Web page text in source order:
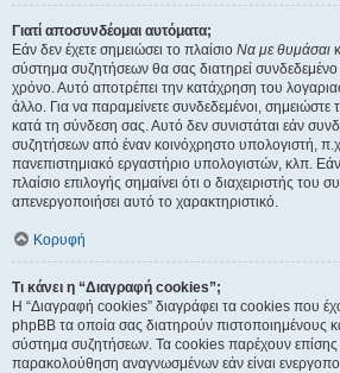
Γιατί αποσυνδέομαι αυτόματα;
Εάν δεν έχετε σημειώσει το πλαίσιο Να με θυμάσαι
σύστημα συζητήσεων θα σας διατηρεί
χρόνο. Αυτό αποτρέπει την κατάχρηση του
άλλο. Για να παραμείνετε συνδεδεμένοι, σημειώστε
κατά τη σύνδεση σας. Αυτό δεν συνιστάται εάν
συζητήσεων από έναν κοινόχρηστο υπολογιστή,
πανεπιστημιακό εργαστήριο υπολογιστών, κλπ.
πλαίσιο επιλογής σημαίνει ότι ο διαχειριστής του
απενεργοποιήσει αυτό το χαρακτηριστικό.
Κορυφή
Τι κάνει η “Διαγραφή cookies”;
Η “Διαγραφή cookies” διαγράφει τα cookies που
phpBB τα οποία σας διατηρούν πιστοποιημένους
σύστημα συζητήσεων. Τα cookies παρέχουν επίσης
παρακολούθηση αναγνωσμένων εάν είναι